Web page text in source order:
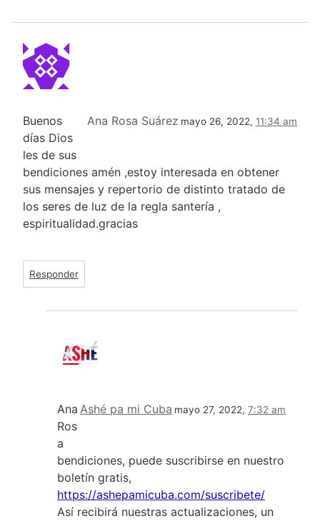
Ana Rosa Suárez mayo 26, 2022, 11:34 am
Buenos
días Dios
les de sus
bendiciones amén ,estoy interesada en obtener
sus mensajes y repertorio de distinto tratado de
los seres de luz de la regla santería ,
espiritualidad.gracias
Responder
Ashé pa mi Cuba mayo 27, 2022, 7:32 am
Ana
Ros
a
bendiciones, puede suscribirse en nuestro
boletín gratis,
https://ashepamicuba.com/suscribete/
Así recibirá nuestras actualizaciones, un